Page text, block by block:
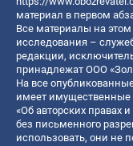
материал в первом
Все материалы на этом
исследования –
редакции,
принадлежат ООО
На все
имеет
«Об авторских правах
без письменного
использовать, они не